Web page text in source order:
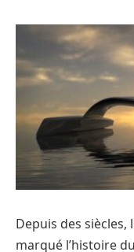
Depuis des siècles,
marqué l’histoire